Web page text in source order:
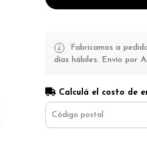
Fabricamos a
días hábiles. Envío por
Calculá el costo de